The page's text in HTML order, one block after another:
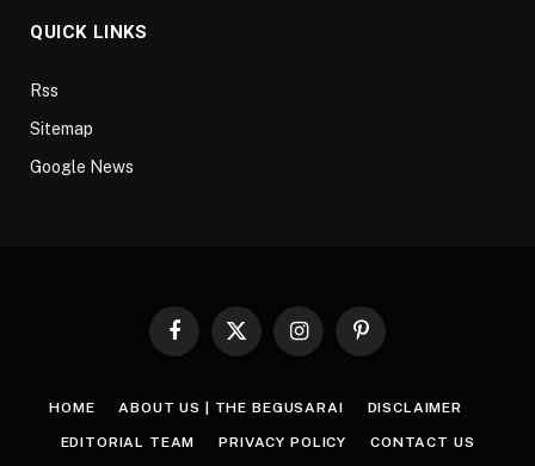
QUICK LINKS
Rss
Sitemap
Google News
Facebook
X
InstagramPinterest
HOME ABOUT US | THE BEGUSARAI DISCLAIMER
EDITORIAL TEAM PRIVACY POLICY CONTACT US